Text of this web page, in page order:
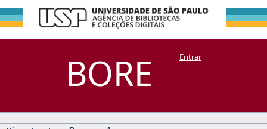
BORE
Busca no Acervo
DSpace/Manakin + CoriscoEntrar